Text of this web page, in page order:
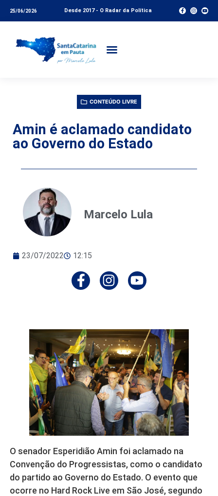
25/06/2026 Desde 2017 - O Radar da Política
CONTEÚDO LIVRE
Amin é aclamado candidato
ao Governo do Estado
Marcelo Lula
23/07/2022 12:15
O senador Esperidião Amin foi aclamado na
Convenção do Progressistas, como o candidato
do partido ao Governo do Estado. O evento que
ocorre no Hard Rock Live em São José, segundo